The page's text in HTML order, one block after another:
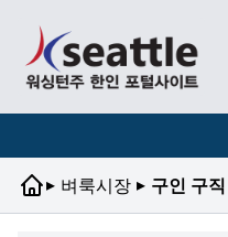
▸ 벼룩시장 ▸ 구인 구직